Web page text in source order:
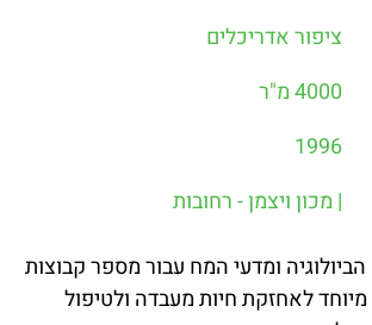
ציפור אדריכלים
4000 מ"ר
1996
| מכון ויצמן - רחובות
ומדעי המח עבור מספר קבוצות
מיוחד לאחזקת חיות מעבדה ולטיפול